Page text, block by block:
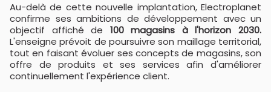
Au-delà de cette nouvelle implantation, Electroplanet
confirme ses ambitions de développement avec un
objectif affiché de 100 magasins à l'horizon 2030.
L'enseigne prévoit de poursuivre son maillage territorial,
tout en faisant évoluer ses concepts de magasins, son
offre de produits et ses services afin d'améliorer
continuellement l'expérience client.